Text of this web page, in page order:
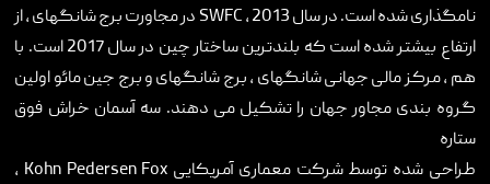
نامگذاری شده است. در سال 2013 ،
SWFC در مجاورت برج شانگهای ، از
ارتفاع بیشتر شده است که بلندترین ساختار چین در سال 2017 است. با
هم ، مرکز مالی جهانی شانگهای ، برج شانگهای و برج جین مائو اولین
گروه بندی مجاور جهان را تشکیل می دهند. سه آسمان خراش فوق
ستاره
طراحی شده توسط شرکت معماری آمریکایی Kohn Pedersen Fox ،